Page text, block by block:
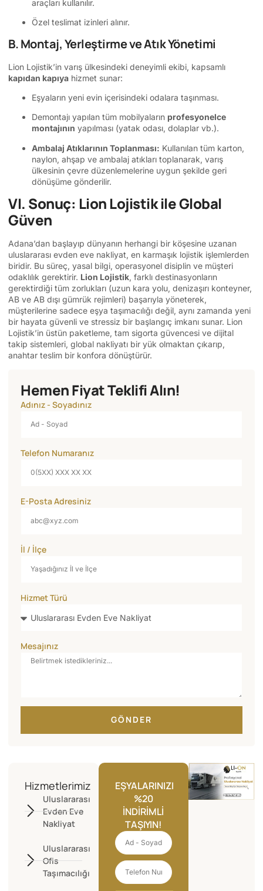
araçları kullanılır.
Özel teslimat izinleri alınır.
B. Montaj, Yerleştirme ve Atık Yönetimi
Lion Lojistik’in varış ülkesindeki deneyimli ekibi, kapsamlı
kapıdan kapıya hizmet sunar:
Eşyaların yeni evin içerisindeki odalara taşınması.
Demontajı yapılan tüm mobilyaların profesyonelce
montajının yapılması (yatak odası, dolaplar vb.).
Ambalaj Atıklarının Toplanması: Kullanılan tüm karton,
naylon, ahşap ve ambalaj atıkları toplanarak, varış
ülkesinin çevre düzenlemelerine uygun şekilde geri
dönüşüme gönderilir.
VI. Sonuç: Lion Lojistik ile Global
Güven
Adana’dan başlayıp dünyanın herhangi bir köşesine uzanan
uluslararası evden eve nakliyat, en karmaşık lojistik işlemlerden
biridir. Bu süreç, yasal bilgi, operasyonel disiplin ve müşteri
odaklılık gerektirir. Lion Lojistik, farklı destinasyonların
gerektirdiği tüm zorlukları (uzun kara yolu, denizaşırı konteyner,
AB ve AB dışı gümrük rejimleri) başarıyla yöneterek,
müşterilerine sadece eşya taşımacılığı değil, aynı zamanda yeni
bir hayata güvenli ve stressiz bir başlangıç imkanı sunar. Lion
Lojistik’in üstün paketleme, tam sigorta güvencesi ve dijital
takip sistemleri, global nakliyatı bir yük olmaktan çıkarıp,
anahtar teslim bir konfora dönüştürür.
Hemen Fiyat Teklifi Alın!
Adınız - Soyadınız
Telefon Numaranız
E-Posta Adresiniz
İl / İlçe
Hizmet Türü
Mesajınız
GÖNDER
Hizmetlerimiz
Uluslararası
Evden Eve
Nakliyat
Uluslararası
Ofis
Taşımacılığı
EŞYALARINIZI
%20
İNDIRIMLI
TAŞIYIN!